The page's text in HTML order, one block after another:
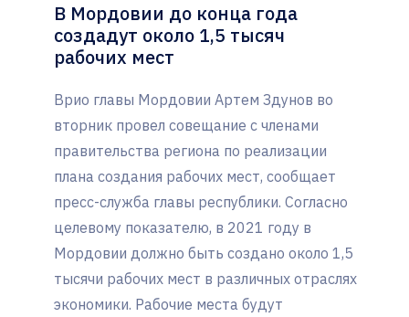
В Мордовии до конца года
создадут около 1,5 тысяч
рабочих мест
Врио главы Мордовии Артем Здунов во
вторник провел совещание с членами
правительства региона по реализации
плана создания рабочих мест, сообщает
пресс-служба главы республики. Согласно
целевому показателю, в 2021 году в
Мордовии должно быть создано около 1,5
тысячи рабочих мест в различных отраслях
экономики. Рабочие места будут